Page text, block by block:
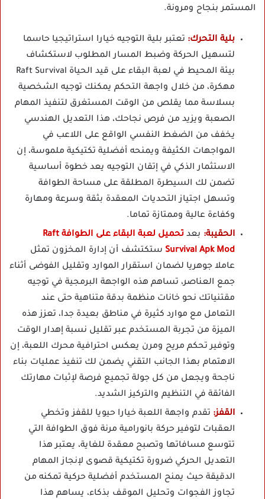
المستمر بنجاح ومرونة.
بلية التحرك: تعتبر بلية التوجيه خيارا استراتيجيا حاسما
لتسهيل الحركة وضبط المسار المطلوب لاستكشاف
بيئة المحيط في لعبة البقاء على قيد الحياة Raft Survival
مهكرة، من خلال واجهة التحكم يمكنك توجيه الشخصية
بسلاسة مما يقلص من الوقت المستغرق لتنفيذ المهام
الصعبة ويزيد من فرص نجاحك، هذا التعديل الهندسي
يخفف من الضغط النفسي الواقع على اللاعب في
المواجهات الكثيفة ويمنحه أفضلية تكتيكية ملموسة، إن
الاستثمار الذكي في إتقان التوجيه يعد خطوة أساسية
تضمن لك السيطرة المطلقة على مساحة الطوافة
وتسهل اجتياز التحديات المعقدة بثقة وسرعة ومهارة
وكفاءة عالية وممتازة تماما.
الحقيبة: بعد
تحميل لعبة البقاء على الطوافة Raft
Survival Apk Mod ستكتشف أن إدارة المخزون تمثل
عاملا جوهريا لضمان استقرار الموارد وتقليل الفوضى أثناء
جمع العناصر، تساهم هذه الواجهة البرمجية في توجيه
مقتنياتك نحو خانات منظمة بدقة متناهية حتى عند
التعامل مع موارد كثيرة في مناطق بعيدة جدا، تعزز هذه
الميزة من تجربة المستخدم عبر تقليل نسبة إهدار الوقت
وتوفير تحكم مريح ومرن يعكس احترافية محرك اللعبة، إن
الاهتمام بهذا الجانب التقني يضمن لك تنفيذ عمليات بناء
ناجحة ويجعل من كل جولة تجميع فرصة لإثبات مهارتك
الفائقة في التنظيم والتركيز الشديد.
القفز: تقدم واجهة اللعبة خيارا حيويا للقفز وتخطي
العقبات لتوفير حركة بانورامية مرنة فوق الطوافة التي
تتوسع مسافاتها وتصبح معقدة للغاية، يعتبر هذا
التعديل الحركي ضرورة تكتيكية قصوى لإنجاز المهام
الدقيقة حيث يمنح المستخدم أفضلية حركية تمكنه من
تجاوز الفجوات وتحليل الموقف بذكاء، يساهم هذا